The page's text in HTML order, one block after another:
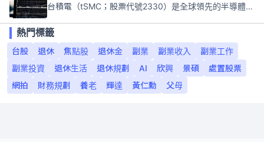
台積電（tSMC；股票代號2330）是全球領先的半導體代工公司，成立於1987年，總部位於台灣新竹。且已於美國、日本、德國及中國設廠，台積電是全球首家專業積體電路製造服務公司，也是全球最先進和最大規模的半導體代工廠。
熱門標籤
台股
退休 焦點股 退休金 副業 副業收入
副業工作
副業投資
退休生活 退休規劃 AI 欣興 景碩
處置股票
網拍
財務規劃 養老 輝達 黃仁勳 父母